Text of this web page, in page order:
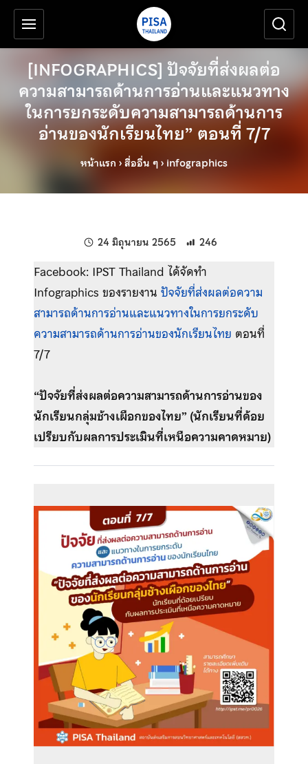
ข้ามไปยังเนื้อหาหลัก
เครื่องมือช่วยเหลือ
[INFOGRAPHICS] ปัจจัยที่ส่งผลต่อ
ความสามารถด้านการอ่านและแนวทาง
ในการยกระดับความสามารถด้านการ
อ่านของนักเรียนไทย” ตอนที่ 7/7
หน้าแรก ›สื่ออื่น ๆ› infographics
24 มิถุนายน 2565 แก้ไขล่าสุดเมื่อ:
246
Facebook: IPST Thailand ได้จัดทำ
Infographics ของรายงาน ปัจจัยที่ส่งผลต่อความ
สามารถด้านการอ่านและแนวทางในการยกระดับ
ความสามารถด้านการอ่านของนักเรียนไทย ตอนที่
7/7
“ปัจจัยที่ส่งผลต่อความสามารถด้านการอ่านของ
นักเรียนกลุ่มช้างเผือกของไทย” (นักเรียนที่ด้อย
เปรียบกับผลการประเมินที่เหนือความคาดหมาย)